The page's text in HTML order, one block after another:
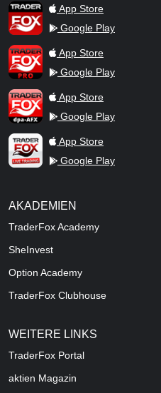
TraderFox AppApp Store
Google Play
TraderFox ProApp Store
Google Play
TraderFox dpa-AFX ProFeed
App Store
Google Play
TraderFox Live Trading
App Store
Google Play
AKADEMIEN
TraderFox Academy
SheInvest
Option Academy
TraderFox Clubhouse
WEITERE LINKS
TraderFox Portal
aktien Magazin